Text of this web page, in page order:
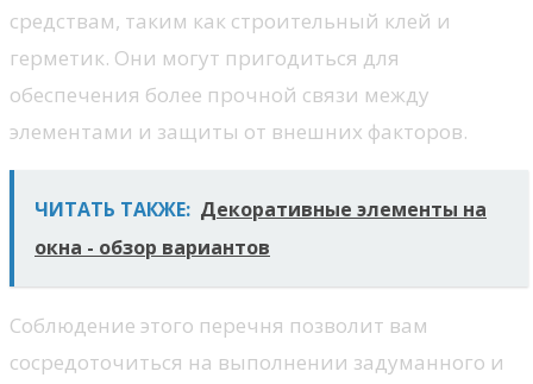
средствам, таким как строительный клей и
герметик. Они могут пригодиться для
обеспечения более прочной связи между
элементами и защиты от внешних факторов.
ЧИТАТЬ ТАКЖЕ: Декоративные элементы на
окна - обзор вариантов
Соблюдение этого перечня позволит вам
сосредоточиться на выполнении задуманного и